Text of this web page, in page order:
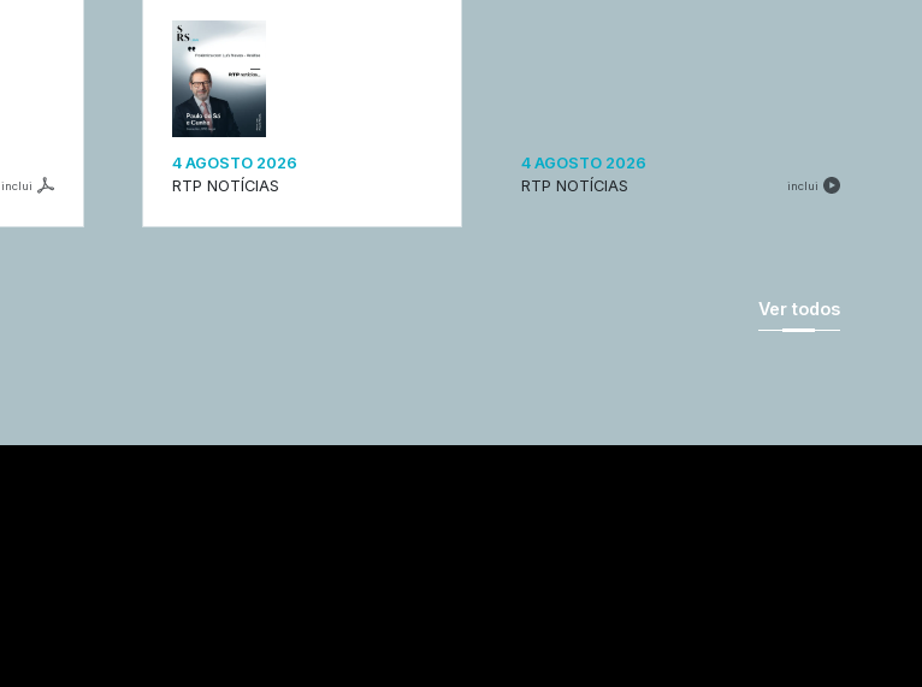
inclui
4 AGOSTO 2026
RTP NOTÍCIAS
4 AGOSTO 2026
RTP NOTÍCIAS
inclui
Ver todos